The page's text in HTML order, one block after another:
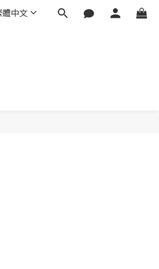
體中文